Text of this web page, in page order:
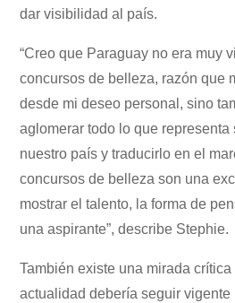
dar visibilidad al país.
“Creo que Paraguay no era muy
concursos de belleza, razón que
desde mi deseo personal, sino
aglomerar todo lo que
nuestro país y traducirlo en el
concursos de belleza son una
mostrar el talento, la forma de
una aspirante”, describe Stephie.
También existe una mirada
actualidad debería seguir